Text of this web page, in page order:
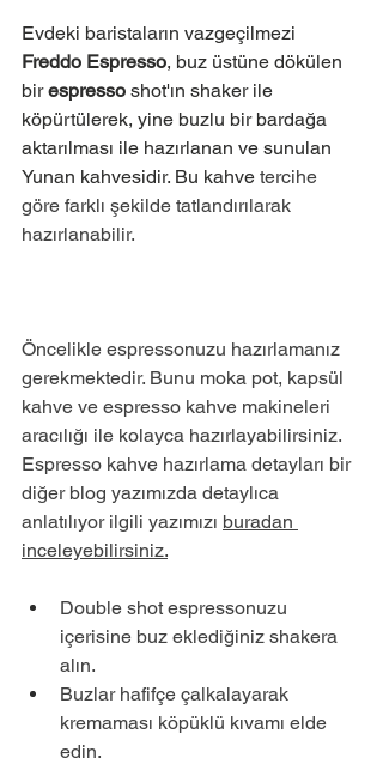
Evdeki baristaların vazgeçilmezi
Freddo Espresso, buz üstüne dökülen
bir espresso shot'ın shaker ile
köpürtülerek, yine buzlu bir bardağa
aktarılması ile hazırlanan ve sunulan
Yunan kahvesidir. Bu kahve tercihe
göre farklı şekilde tatlandırılarak
hazırlanabilir.
Öncelikle espressonuzu hazırlamanız
gerekmektedir. Bunu moka pot, kapsül
kahve ve espresso kahve makineleri
aracılığı ile kolayca hazırlayabilirsiniz.
Espresso kahve hazırlama detayları bir
diğer blog yazımızda detaylıca
anlatılıyor ilgili yazımızı buradan
inceleyebilirsiniz.
Double shot espressonuzu
içerisine buz eklediğiniz shakera
alın.
Buzlar hafifçe çalkalayarak
kremaması köpüklü kıvamı elde
edin.